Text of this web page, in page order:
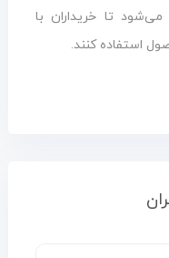
تا خریداران با
استفاده کنند.